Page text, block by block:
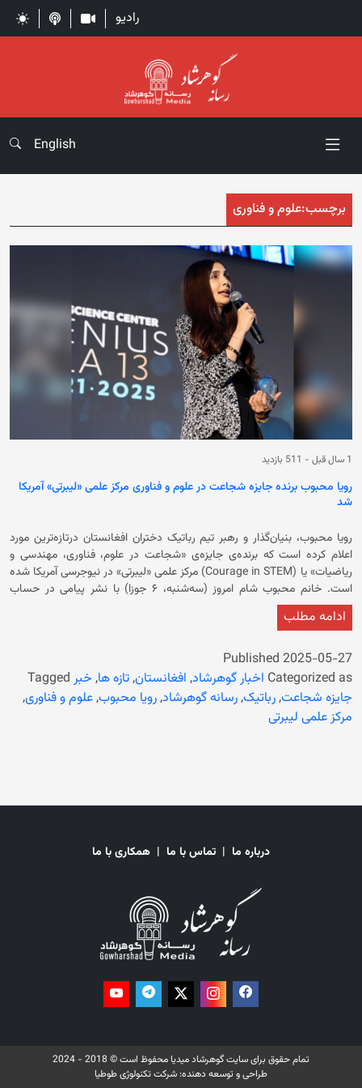
رادیو
English
برچسب:علوم و فناوری
1 سال قبل - 511 بازدید
رویا محبوب برنده‌ جایزه‌ شجاعت در علوم و فناوری مرکز علمی «لیبرتی» آمریکا
شد
رویا محبوب، بنیان‌گذار و رهبر تیم رباتیک دختران افغا‌نستان درتازه‌ترین مورد
اعلام کرده است که برنده‌‌ی جایزه‌ی «شجاعت در علوم، فناوری، مهندسی و
ریاضیات» یا (Courage in STEM) مرکز علمی «لیبرتی» در نیوجرسی آمریکا شده
است. خانم محبوب شام امروز (سه‌شنبه، ۶ جوزا) با نشر پیامی در حساب
در ادامه تاکید کرده است: «مفتخرم که جایزه شجاعت در علوم، فناوری،
نیوجرسی که کنجکاوی را برمی‌انگیزد و نوآوران آینده را توانمند می‌سازد، دریافت
می‌کنم.» او از مرکز علمی «لیبرتی» در نیوجرسی آمریکا ابراز قدردانی کرده و نوشته
است: «از شما به خاطر باورتان به آن‌ها و به من متشکرم.» بنیان‌گذار تیم رباتیک
دختران افغا‌نستان در ادامه نوشته که این جایزه فقط برای او نیست، بلکه برای
هر دختری است که جرات کرده فراتر از محدودیت‌هایی که بر او تحمیل شده، یاد
در خزان سال ۱۴۰۲ هجری خورشیدی با حضور در مسابقات جهانی «فرست
از آن خود کرد. رویا محبوب، رهبر این تیم در سال ۱۴۰۱ هجری خورشیدی برنده
جایزه‌ی سالانه انجمن دوحه (دوحه فرم) شده بود. همچنین اعضای این تیم در
ادامه مطلب
Published 2025-05-27
Categorized as اخبار گوهرشاد, افغانستان,تازه ها, خبر Tagged
جایزه شجاعت,رباتیک,رسانه گوهرشاد,رویا محبوب,علوم و فناوری,
مرکز علمی لیبرتی
درباره ما | تماس با ما | همکاری با ما
تمام حقوق برای سایت گوهرشاد میدیا محفوظ است © 2018 - 2024
طراحی و توسعه دهنده: شرکت تکنولوژی طوطیا